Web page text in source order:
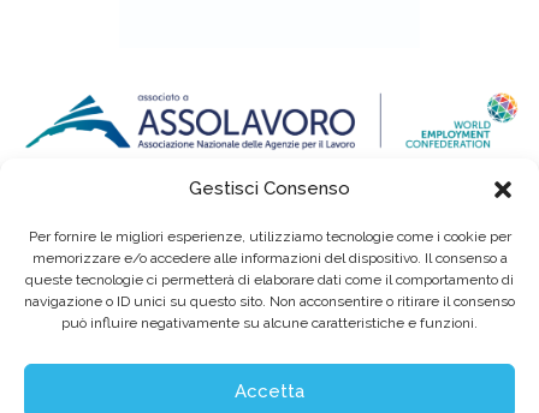
Gestisci Consenso
Per fornire le migliori esperienze, utilizziamo tecnologie come i cookie per
memorizzare e/o accedere alle informazioni del dispositivo. Il consenso a
queste tecnologie ci permetterà di elaborare dati come il comportamento di
navigazione o ID unici su questo sito. Non acconsentire o ritirare il consenso
può influire negativamente su alcune caratteristiche e funzioni.
Accetta
Eurointerim S.p.A. Società Benefit / Agenzia per il Lavoro / Cap. Soc. deliberato e
Sede legale: Viale dell'Industria, 60 / 35129 Padova Tel. (+39) 049 89 34 994 / Fax (+39)
049 89 35 068 /
info@eurointerim.it
C.F. - P. IVA - Reg. Imp. di Padova n° 03304720281 REA nº302673 / Aut. Min. Lav. Prot.